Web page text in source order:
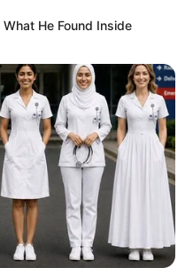
He Found Inside